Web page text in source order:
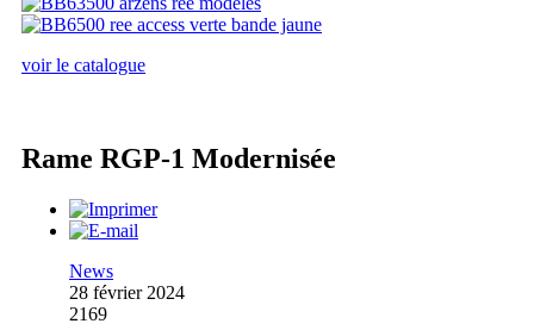
voir le catalogue
Rame RGP-1 Modernisée
News
28 février 2024
2169